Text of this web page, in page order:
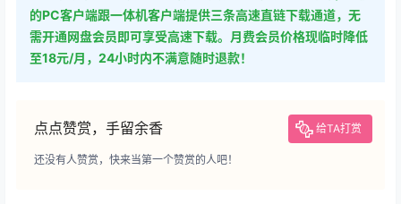
的PC客户端跟一体机客户端提供三条高速直链下载通道，无
需开通网盘会员即可享受高速下载。月费会员价格现临时降低
至18元/月，24小时内不满意随时退款！
点点赞赏，手留余香 给TA打赏
还没有人赞赏，快来当第一个赞赏的人吧！